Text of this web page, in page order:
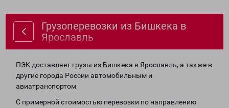
Грузоперевозки из Бишкека в
Ярославль
ПЭК доставляет грузы из Бишкека в Ярославль, а также в
другие города России автомобильным и
авиатранспортом.
С примерной стоимостью перевозки по направлению